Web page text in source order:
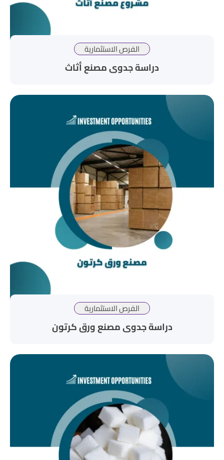
الفرص الاستثمارية
دراسة جدوى مصنع أثاث
الفرص الاستثمارية
دراسة جدوى مصنع ورق كرتون